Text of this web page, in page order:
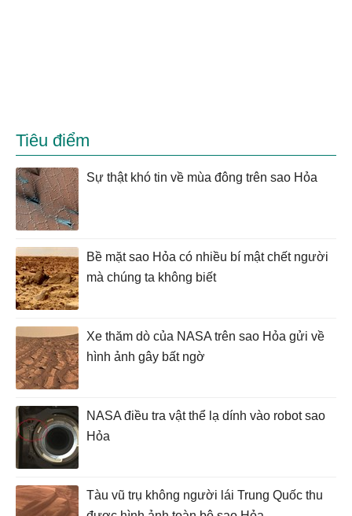
Tiêu điểm
Sự thật khó tin về mùa đông trên sao Hỏa
Bề mặt sao Hỏa có nhiều bí mật chết người
mà chúng ta không biết
Xe thăm dò của NASA trên sao Hỏa gửi về
hình ảnh gây bất ngờ
NASA điều tra vật thể lạ dính vào robot sao
Hỏa
Tàu vũ trụ không người lái Trung Quốc thu